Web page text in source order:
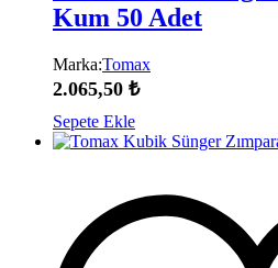
Kum 50 Adet
Marka:Tomax
2.065,50 ₺
Sepete Ekle